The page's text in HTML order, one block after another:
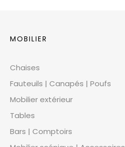
MOBILIER
Chaises
Fauteuils | Canapés | Poufs
Mobilier extérieur
Tables
Bars | Comptoirs